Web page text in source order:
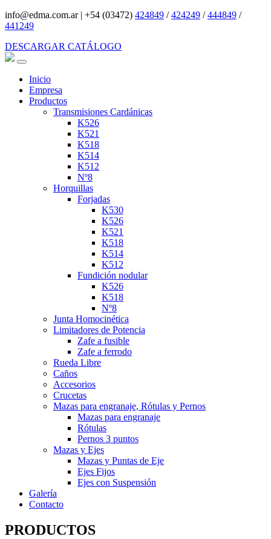
info@edma.com.ar| +54 (03472) 424849 /424249 /444849 /
441249
DESCARGAR CATÁLOGO
Inicio
Empresa
Productos
Transmisiones Cardánicas
K526
K521
K518
K514
K512
Nº8
Horquillas
Forjadas
K530
K526
K521
K518
K514
K512
Fundición nodular
K526
K518
Nº8
Junta Homocinética
Limitadores de Potencia
Zafe a fusible
Zafe a ferrodo
Rueda Libre
Caños
Accesorios
Crucetas
Mazas para engranaje, Rótulas y Pernos
Mazas para engranaje
Rótulas
Pernos 3 puntos
Mazas y Ejes
Mazas y Puntas de Eje
Ejes Fijos
Ejes con Suspensión
Galería
Contacto
PRODUCTOS